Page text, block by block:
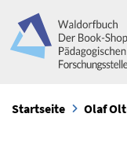
Startseite Olaf